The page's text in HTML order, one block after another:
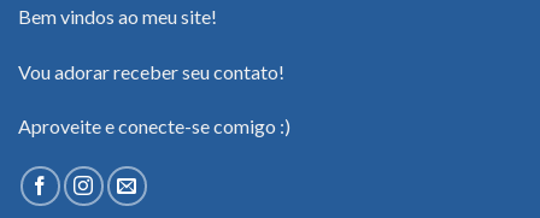
Bem vindos ao meu site!
Vou adorar receber seu contato!
Aproveite e conecte-se comigo :)